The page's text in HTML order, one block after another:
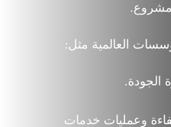
مشروع.
العالمية مثل:
الجودة.
وعمليات خدمات